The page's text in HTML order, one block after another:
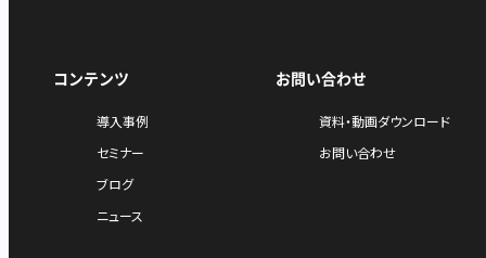
コンテンツ
導入事例
セミナー
ブログ
ニュース
お問い合わせ
資料・動画ダウンロード
お問い合わせ